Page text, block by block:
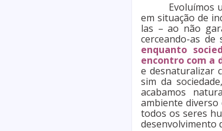
Evoluímos
em situação de
las – ao não
cerceando-as
enquanto
encontro com a
e desnaturalizar
sim da
acabamos
ambiente diverso
todos os seres
desenvolvimento